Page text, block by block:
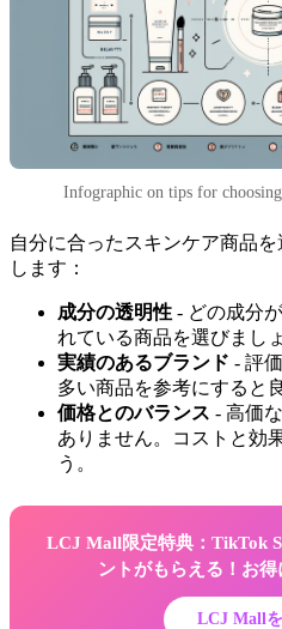
Infographic on tips for
自分に合ったスキンケア商品
します：
成分の透明性 - どの成分
れている商品を選びましょ
実績のあるブランド - 評
多い商品を参考にすると
価格とのバランス - 高価
ありません。コストと効
う。
LCJ Mall限定特典：TikTok
ントがもらえる！お
LCJ Mall